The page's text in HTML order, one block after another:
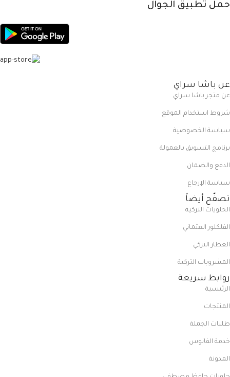
حمل تطبيق الجوال
عن باشا سراي
عن متجر باشا سراي
شروط استخدام الموقع
سياسة الخصوصية
برنامج التسويق بالعمولة
الدفع والضمان
سياسة الإرجاع
تصفّح أيضاً
الحلويات التركية
الفلكلور العثماني
العطار التركي
المشروبات التركية
روابط سريعة
الرئيسية
المنتجات
طلبات الجملة
خدمة الفانوس
المدونة